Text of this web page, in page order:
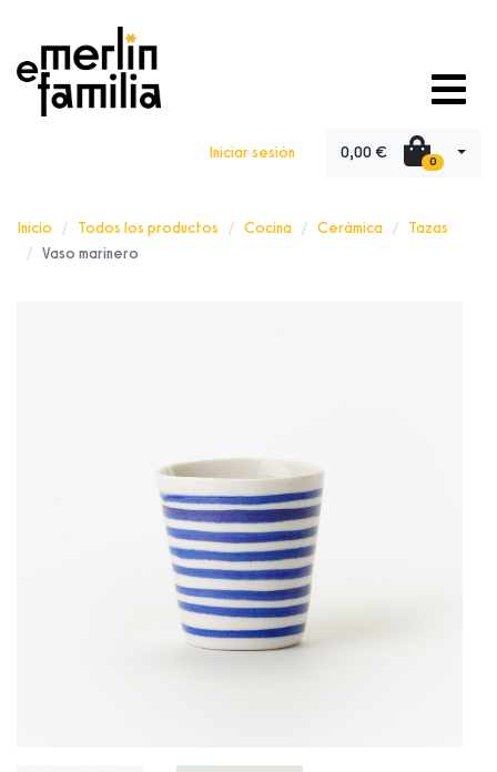
Iniciar sesión 0,00 € 0
Inicio Todos los productos Cocina Cerámica
Tazas
Vaso marinero